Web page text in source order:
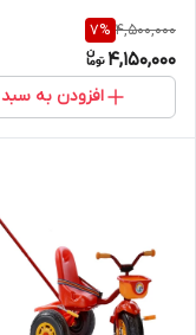
4,500,000
7%
4,150,000
افزودن به سبد